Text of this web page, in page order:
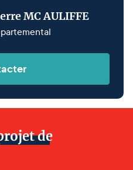
MC AULIFFE
de